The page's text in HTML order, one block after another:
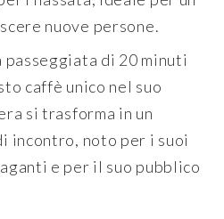
nuove persone.
passeggiata di 20 minuti
caffè unico nel suo
si trasforma in un
incontro, noto per i suoi
e per il suo pubblico